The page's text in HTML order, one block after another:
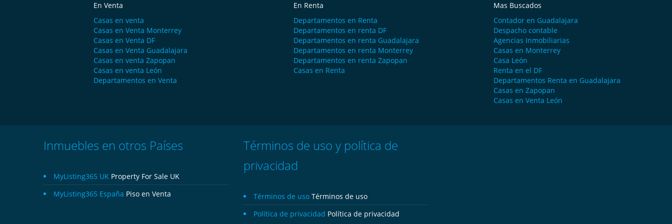
En Venta
Casas en venta
Casas en Venta Monterrey
Casas en Venta DF
Casas en Venta Guadalajara
Casas en venta Zapopan
Casas en venta León
Departamentos en Venta
En Renta
Departamentos en Renta
Departamentos en renta DF
Departamentos en renta Guadalajara
Departamentos en renta Monterrey
Departamentos en renta Zapopan
Casas en Renta
Mas Buscados
Contador en Guadalajara
Despacho contable
Agencias Inmobiliarias
Casas en Monterrey
Casa León
Renta en el DF
Departamentos Renta en Guadalajara
Casas en Zapopan
Casas en Venta León
Inmuebles en otros Países
MyListing365 UK Property For Sale UK
MyListing365 España Piso en Venta
Términos de uso y política de
privacidad
Términos de uso Términos de uso
Política de privacidad Política de privacidad